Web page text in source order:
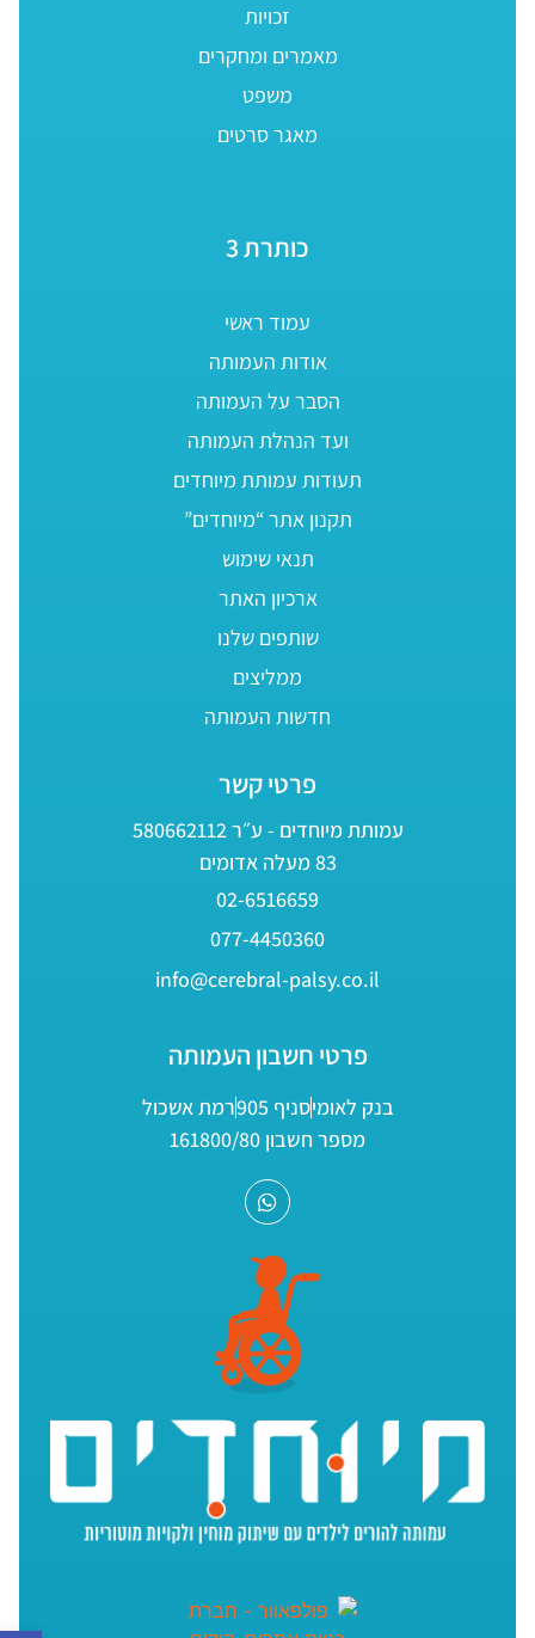
זכויות
מאמרים ומחקרים
משפט
מאגר סרטים
כותרת 3
עמוד ראשי
אודות העמותה
הסבר על העמותה
ועד הנהלת העמותה
תעודות עמותת מיוחדים
תקנון אתר “מיוחדים”
תנאי שימוש
ארכיון האתר
שותפים שלנו
ממליצים
חדשות העמותה
פרטי קשר
עמותת מיוחדים - ע״ר 580662112
83 מעלה אדומים
02-6516659
077-4450360
info@cerebral-palsy.co.il
פרטי חשבון העמותה
בנק לאומיסניף 905
רמת אשכול
מספר חשבון 161800/80